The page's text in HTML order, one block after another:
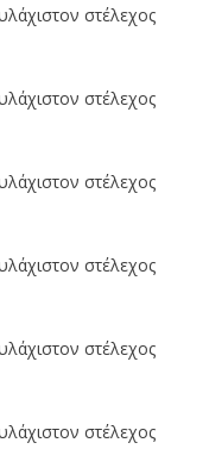
στέλεχος
στέλεχος
στέλεχος
στέλεχος
στέλεχος
στέλεχος